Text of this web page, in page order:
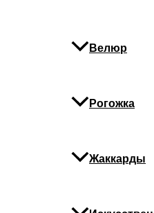
Велюр
Рогожка
Жаккарды
цинк полимер